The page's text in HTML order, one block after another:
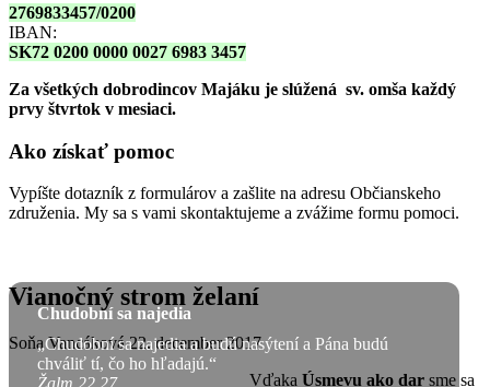
2769833457/0200
IBAN:
SK72 0200 0000 0027 6983 3457
Za všetkých dobrodincov Majáku je slúžená sv. omša každý
prvy štvrtok v mesiaci.
Ako získať pomoc
Vypíšte dotazník z formulárov a zašlite na adresu Občianskeho
združenia. My sa s vami skontaktujeme a zvážime formu pomoci.
Chudobní sa najedia
„Chudobní sa najedia a budú nasýtení a Pána budú
chváliť tí, čo ho hľadajú.“
Vianočný strom želaní
Soňa Vancáková 22. december 2017
Vďaka Úsmevu ako dar sme sa